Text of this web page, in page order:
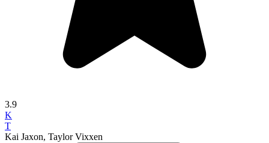
3.9
K
T
Kai Jaxon, Taylor Vixxen